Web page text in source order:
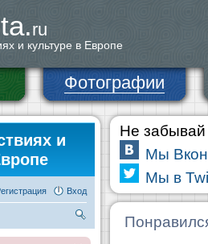
ru
и культуре в Европе
Фотографии
и
Вход
Не забывай
Мы
Мы в